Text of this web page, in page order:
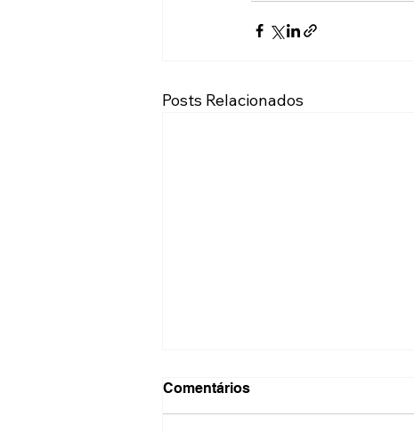
Posts Relacionados
Comentários